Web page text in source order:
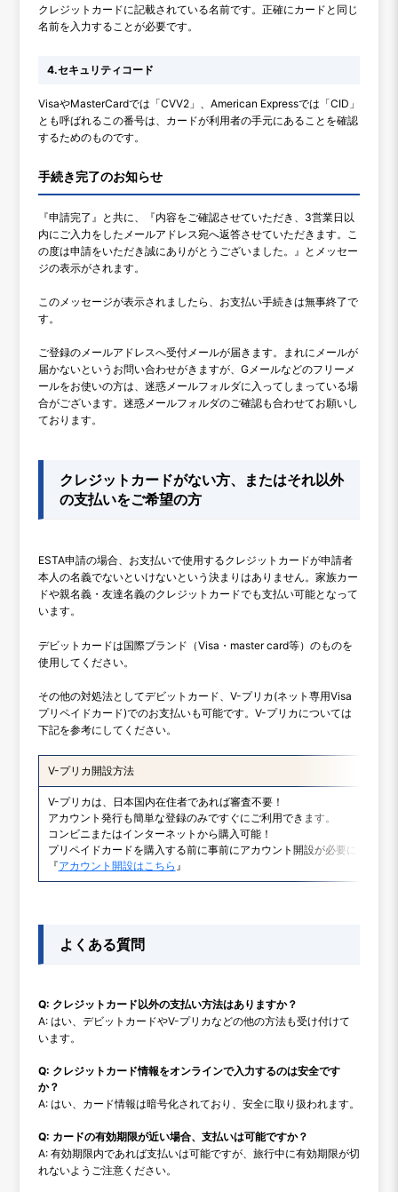
クレジットカードに記載されている名前です。正確にカードと同じ
名前を入力することが必要です。
4.セキュリティコード
VisaやMasterCardでは「CVV2」、American Expressでは「CID」
とも呼ばれるこの番号は、カードが利用者の手元にあることを確認
するためのものです。
手続き完了のお知らせ
『申請完了』と共に、『内容をご確認させていただき、3営業日以
内にご入力をしたメールアドレス宛へ返答させていただきます。こ
の度は申請をいただき誠にありがとうございました。』とメッセー
ジの表示がされます。
このメッセージが表示されましたら、お支払い手続きは無事終了で
す。
ご登録のメールアドレスへ受付メールが届きます。まれにメールが
届かないというお問い合わせがきますが、Gメールなどのフリーメ
ールをお使いの方は、迷惑メールフォルダに入ってしまっている場
合がございます。迷惑メールフォルダのご確認も合わせてお願いし
ております。
クレジットカードがない方、またはそれ以外
の支払いをご希望の方
ESTA申請の場合、お支払いで使用するクレジットカードが申請者
本人の名義でないといけないという決まりはありません。家族カー
ドや親名義・友達名義のクレジットカードでも支払い可能となって
います。
デビットカードは国際ブランド（Visa・master card等）のものを
使用してください。
その他の対処法としてデビットカード、V-プリカ(ネット専用Visa
プリペイドカード)でのお支払いも可能です。V-プリカについては
下記を参考にしてください。
V-プリカ開設方法
V-プリカは、日本国内在住者であれば審査不要！
アカウント発行も簡単な登録のみですぐにご利用できます。
コンビニまたはインターネットから購入可能！
プリペイドカードを購入する前に事前にアカウント開設が必要になりま
『アカウント開設はこちら 』
よくある質問
Q: クレジットカード以外の支払い方法はありますか？
A: はい、デビットカードやV-プリカなどの他の方法も受け付けて
います。
Q: クレジットカード情報をオンラインで入力するのは安全です
か？
A: はい、カード情報は暗号化されており、安全に取り扱われます。
Q: カードの有効期限が近い場合、支払いは可能ですか？
A: 有効期限内であれば支払いは可能ですが、旅行中に有効期限が切
れないようご注意ください。